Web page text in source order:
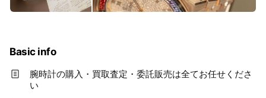
Basic info
腕時計の購入・買取査定・委託販売は全てお任せくださ
い